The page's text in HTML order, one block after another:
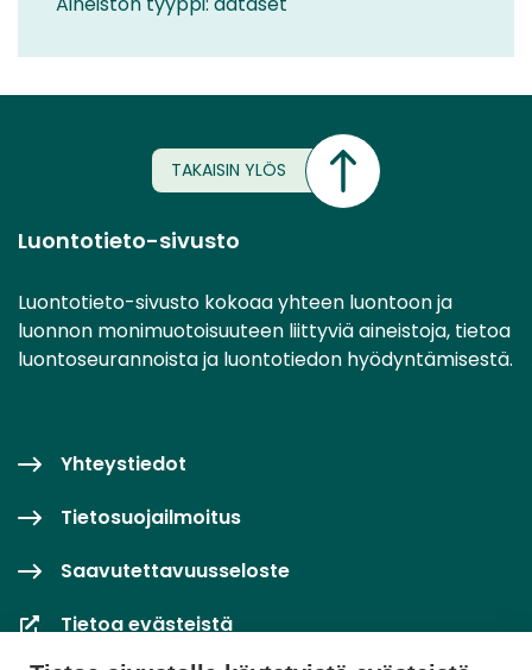
TAKAISIN YLÖS
Luontotieto-sivusto
Luontotieto-sivusto kokoaa yhteen luontoon ja
luonnon monimuotoisuuteen liittyviä aineistoja, tietoa
luontoseurannoista ja luontotiedon hyödyntämisestä.
Yhteystiedot
Tietosuojailmoitus
Saavutettavuusseloste
Tietoa evästeistä